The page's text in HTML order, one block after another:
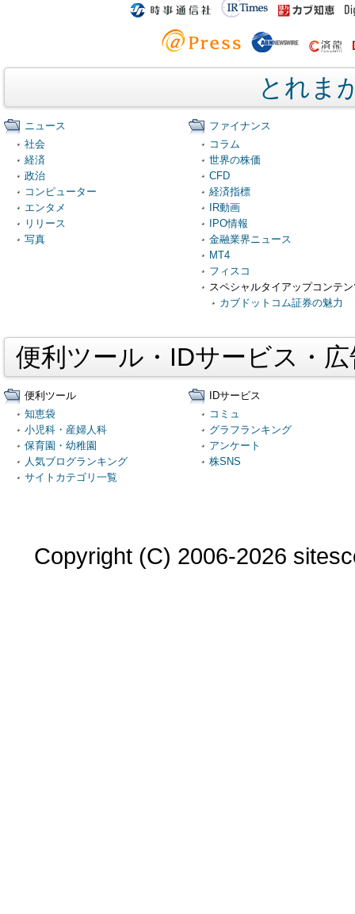
とれま
ニュース
社会
経済
政治
コンピューター
エンタメ
リリース
写真
ファイナンス
コラム
世界の株価
CFD
経済指標
IR動画
IPO情報
金融業界ニュース
MT4
フィスコ
スペシャルタイアップコンテ
カブドットコム証券の魅力
便利ツール・IDサービス・
便利ツール
知恵袋
小児科・産婦人科
保育園・幼稚園
人気ブログランキング
サイトカテゴリ一覧
IDサービス
コミュ
グラフランキング
アンケート
株SNS
Copyright (C) 2006-2026